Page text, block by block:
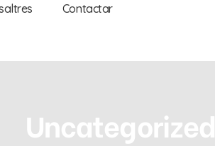
Contactar
Uncategorized